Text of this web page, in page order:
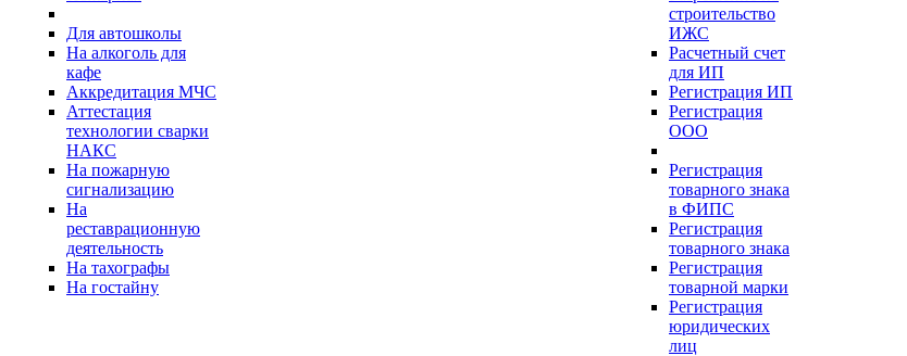
Для автошколы
На алкоголь для
кафе
Аккредитация МЧС
Аттестация
технологии сварки
НАКС
На пожарную
сигнализацию
На
реставрационную
деятельность
На тахографы
На гостайну
строительство
ИЖС
Расчетный счет
для ИП
Регистрация ИП
Регистрация
ООО
Регистрация
товарного знака
в ФИПС
Регистрация
товарного знака
Регистрация
товарной марки
Регистрация
юридических
лиц